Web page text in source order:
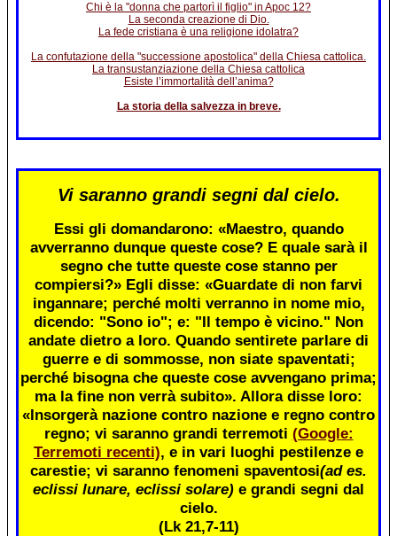
Chi è la "donna che partorì il figlio" in Apoc 12?
La seconda creazione di Dio.
La fede cristiana è una religione idolatra?
La confutazione della "successione apostolica" della Chiesa cattolica.
La transustanziazione della Chiesa cattolica
Esiste l’immortalità dell’anima?
La storia della salvezza in breve.
Vi saranno grandi segni dal cielo.
Essi gli domandarono: «Maestro, quando
avverranno dunque queste cose? E quale sarà il
segno che tutte queste cose stanno per
compiersi?» Egli disse: «Guardate di non farvi
ingannare; perché molti verranno in nome mio,
dicendo: "Sono io"; e: "Il tempo è vicino." Non
andate dietro a loro. Quando sentirete parlare di
guerre e di sommosse, non siate spaventati;
perché bisogna che queste cose avvengano prima;
ma la fine non verrà subito». Allora disse loro:
«Insorgerà nazione contro nazione e regno contro
regno; vi saranno grandi terremoti (Google:
Terremoti recenti), e in vari luoghi pestilenze e
carestie; vi saranno fenomeni spaventosi(ad es.
eclissi lunare, eclissi solare) e grandi segni dal
cielo.
(Lk 21,7-11)